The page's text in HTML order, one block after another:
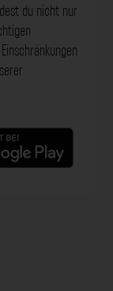
du nicht nur